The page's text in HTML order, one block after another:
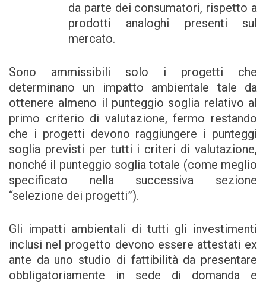
da parte dei consumatori, rispetto a
prodotti analoghi presenti sul
mercato.
Sono ammissibili solo i progetti che
determinano un impatto ambientale tale da
ottenere almeno il punteggio soglia relativo al
primo criterio di valutazione, fermo restando
che i progetti devono raggiungere i punteggi
soglia previsti per tutti i criteri di valutazione,
nonché il punteggio soglia totale (come meglio
specificato nella successiva sezione
“selezione dei progetti”).
Gli impatti ambientali di tutti gli investimenti
inclusi nel progetto devono essere attestati ex
ante da uno studio di fattibilità da presentare
obbligatoriamente in sede di domanda e